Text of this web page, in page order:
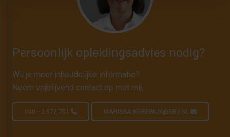
Persoonlijk opleidingsadvies nodig?
Wil je meer inhoudelijke informatie?
Neem vrijblijvend contact op met mij.
040 - 2 972 751 MARISKA.KOREWIJK@SBO.NL